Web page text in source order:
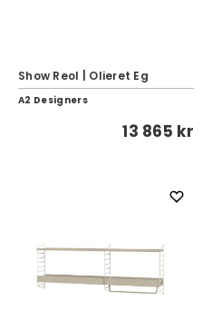
Show Reol | Olieret Eg
A2 Designers
13 865 kr